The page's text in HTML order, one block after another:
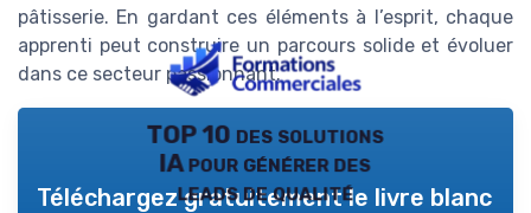
pâtisserie. En gardant ces éléments à l’esprit, chaque
apprenti peut construire un parcours solide et évoluer
dans ce secteur passionnant.
TOP 10 des solutions
IA pour générer des
leads de qualité
Téléchargez gratuitement le livre blanc